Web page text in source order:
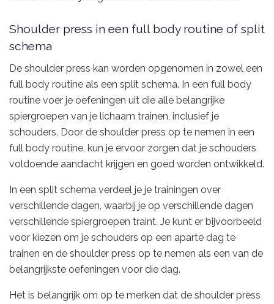
Shoulder press in een full body routine of split
schema
De shoulder press kan worden opgenomen in zowel een
full body routine als een split schema. In een full body
routine voer je oefeningen uit die alle belangrijke
spiergroepen van je lichaam trainen, inclusief je
schouders. Door de shoulder press op te nemen in een
full body routine, kun je ervoor zorgen dat je schouders
voldoende aandacht krijgen en goed worden ontwikkeld.
In een split schema verdeel je je trainingen over
verschillende dagen, waarbij je op verschillende dagen
verschillende spiergroepen traint. Je kunt er bijvoorbeeld
voor kiezen om je schouders op een aparte dag te
trainen en de shoulder press op te nemen als een van de
belangrijkste oefeningen voor die dag.
Het is belangrijk om op te merken dat de shoulder press